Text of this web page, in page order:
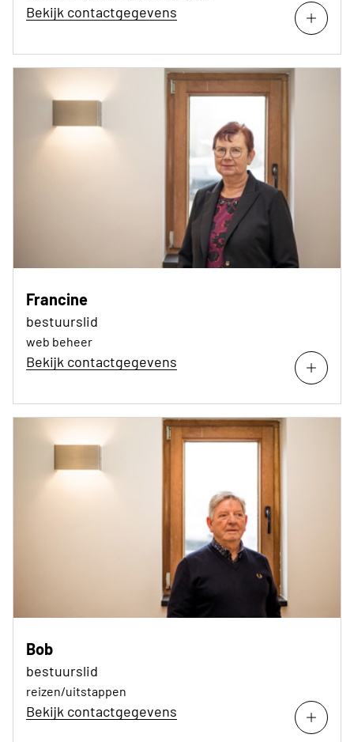
Bekijk contactgegevens
Francine
bestuurslid
web beheer
Bekijk contactgegevens
Bob
bestuurslid
reizen/uitstappen
Bekijk contactgegevens